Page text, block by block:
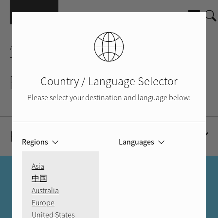
AMPLIFICADOR INTEGRADOS
RA-1000
Recursos
LOCALIZAR UN DISTRIBUIDOR
MÁS QUE UN ALMACÉN
Country / Language Selector
Please select your destination and language below:
Regions
Asia
中国
Australia
Europe
United States
Languages